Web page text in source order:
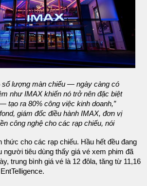
​​số lượng màn chiếu — ngày càng có
như IMAX khiến nó trở nên đặc biệt
tạo ra 80% công việc kinh doanh,”
giám đốc điều hành IMAX, đơn vị
công nghệ cho các rạp chiếu, nói
thức cho các rạp chiếu. Hầu hết đều đang
người tiêu dùng thấy giá vé xem phim đã
trung bình giá vé là 12 đôla, tăng từ 11,16